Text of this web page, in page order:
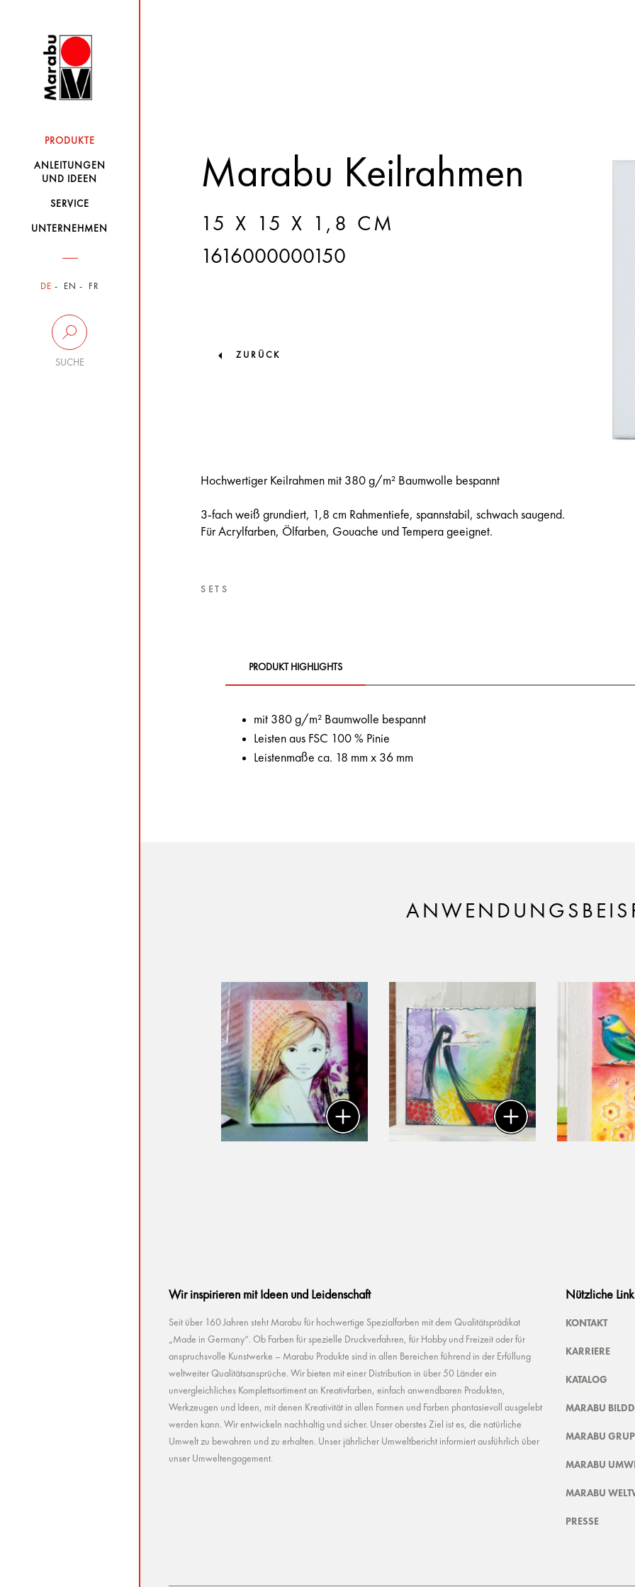
PRODUKTE
ANLEITUNGEN
UND IDEEN
SERVICE
UNTERNEHMEN
DE EN FR
SUCHE
Marabu Keilrahmen
15 X 15 X 1,8 CM
1616000000150
ZURÜCK
Hochwertiger Keilrahmen mit 380 g/m² Baumwolle bespannt
3-fach weiß grundiert, 1,8 cm Rahmentiefe, spannstabil, schwach saugend.
Für Acrylfarben, Ölfarben, Gouache und Tempera geeignet.
SETS
PRODUKT HIGHLIGHTS
mit 380 g/m² Baumwolle bespannt
Leisten aus FSC 100 % Pinie
Leistenmaße ca. 18 mm x 36 mm
Wir inspirieren mit Ideen und Leidenschaft
Seit über 160 Jahren steht Marabu für hochwertige Spezialfarben mit dem Qualitätsprädikat
„Made in Germany“. Ob Farben für spezielle Druckverfahren, für Hobby und Freizeit oder für
anspruchsvolle Kunstwerke – Marabu Produkte sind in allen Bereichen führend in der Erfüllung
weltweiter Qualitätsansprüche. Wir bieten mit einer Distribution in über 50 Länder ein
unvergleichliches Komplettsortiment an Kreativfarben, einfach anwendbaren Produkten,
Werkzeugen und Ideen, mit denen Kreativität in allen Formen und Farben phantasievoll ausgelebt
werden kann. Wir entwickeln nachhaltig und sicher. Unser oberstes Ziel ist es, die natürliche
Umwelt zu bewahren und zu erhalten. Unser jährlicher Umweltbericht informiert ausführlich über
unser Umweltengagement.
Nützliche
KONTAKT
KARRIERE
KATALOG
MARABU
MARABU
MARABU
MARABU
PRESSE